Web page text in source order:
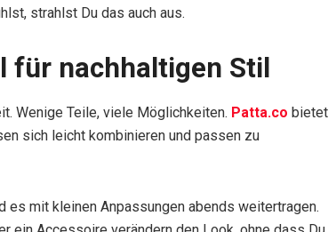
strahlst Du das auch aus.
für nachhaltigen Stil
Wenige Teile, viele Möglichkeiten. Patta.co bietet
sich leicht kombinieren und passen zu
es mit kleinen Anpassungen abends weitertragen.